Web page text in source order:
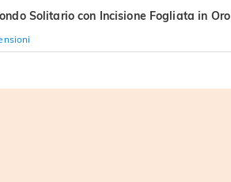
Solitario con Incisione Fogliata in Oro